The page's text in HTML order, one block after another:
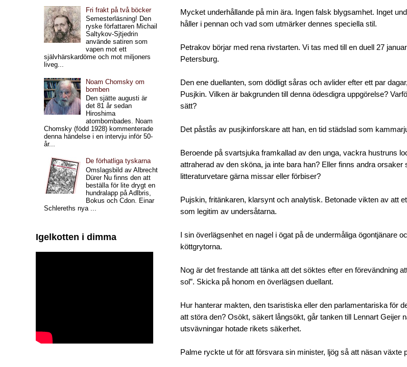
Mycket underhållande på min ära. Ingen falsk blygsamhet. Inget
håller i pennan och vad som utmärker dennes speciella stil.
Petrakov börjar med rena rivstarten. Vi tas med till en duell 27
Petersburg.
Den ene duellanten, som dödligt såras och avlider efter ett par
Pusjkin. Vilken är bakgrunden till denna ödesdigra uppgörelse?
sätt?
Det påstås av pusjkinforskare att han, en tid städslad som
Beroende på svartsjuka framkallad av den unga, vackra hustruns
attraherad av den sköna, ja inte bara han? Eller finns andra
litteraturvetare gärna missar eller förbiser?
Pujskin, fritänkaren, klarsynt och analytisk. Betonade vikten av att
som legitim av undersåtarna.
I sin överlägsenhet en nagel i ögat på de undermåliga ögontjänare
köttgrytorna.
Nog är det frestande att tänka att det söktes efter en förevändning
sol”. Skicka på honom en överlägsen duellant.
Hur hanterar makten, den tsaristiska eller den parlamentariska för
att störa den? Osökt, säkert långsökt, går tanken till Lennart Geijer
utsvävningar hotade rikets säkerhet.
Palme ryckte ut för att försvara sin minister, ljög så att näsan växte
Fri frakt på två böcker
Semesterläsning! Den
ryske författaren Michail
Saltykov-Sjtjedrin
använde satiren som
vapen mot ett
självhärskardöme och mot miljoners
liveg...
Noam Chomsky om
bomben
Den sjätte augusti är
det 81 år sedan
Hiroshima
atombombades. Noam
Chomsky (född 1928) kommenterade
denna händelse i en intervju inför 50-
år...
De förhatliga tyskarna
Omslagsbild av Albrecht
Dürer Nu finns den att
beställa för lite drygt en
hundralapp på Adlbris,
Bokus och Cdon. Einar
Schlereths nya ...
Igelkotten i dimma